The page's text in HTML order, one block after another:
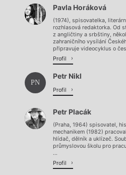
Pavla Horáková
(1974), spisovatelka,
rozhlasová redaktorka. Od
z angličtiny a srbštiny,
zahraničního vysílání
připravuje videocyklus o
Profil
PN
Petr Nikl
Profil
Petr Placák
(Praha, 1964) spisovatel,
mechanikem (1982)
hlídač, dělník a uklízeč.
průmyslovou školu pro
...
Profil